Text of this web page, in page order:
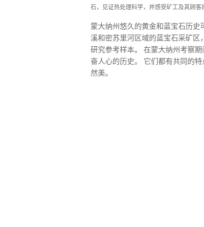
石，见证热处理科学，并感受矿工及其顾客
蒙大纳州悠久的黄金和蓝宝石历史
溪和密苏里河区域的蓝宝石采矿
研究参考样本。 在蒙大纳州考察
奋人心的历史。 它们都有共同的
然美。